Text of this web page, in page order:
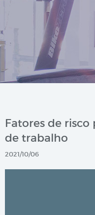
Fatores de risco
de trabalho
2021/10/06